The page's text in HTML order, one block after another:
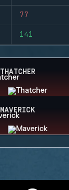
77
141
THATCHER
MAVERICK